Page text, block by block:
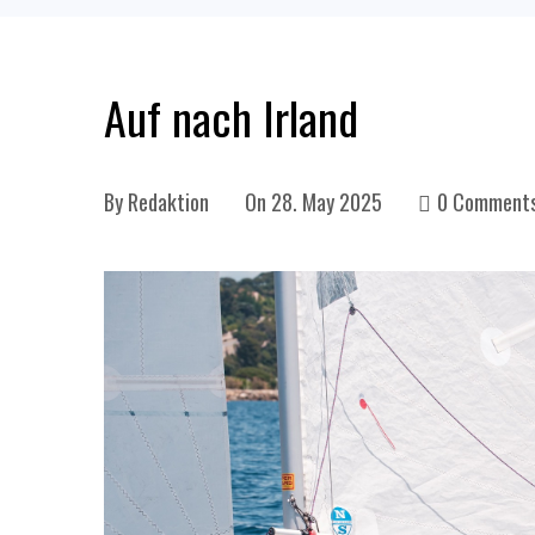
Auf nach Irland
ByRedaktion On 28. May 2025 0